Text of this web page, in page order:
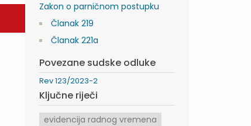
Zakon o parničnom postupku
Članak 219
Članak 221a
Povezane sudske odluke
Rev 123/2023-2
Ključne riječi
evidencija radnog vremena